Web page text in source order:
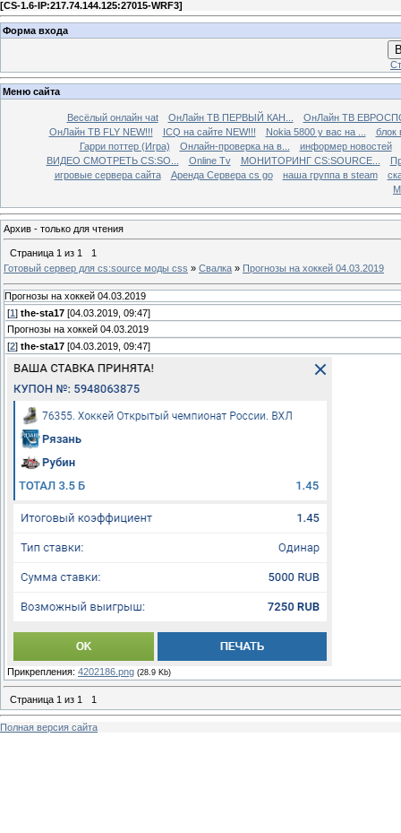
[CS-1.6-IP:217.74.144.125:27015-WRF3]
Форма входа
Меню сайта
Весёлый онлайн чаt ОнЛайн ТВ ПЕРВЫЙ КАН...
ОнЛайн ТВ
ОнЛайн ТВ FLY NEW!!!
ICQ на сайте NEW!!! Nokia 5800 у вас на ...
блок
Гарри поттер (Игра)
Онлайн-проверка на в...
информер новостей
ВИДЕО СМОТРЕТЬ CS:SO...
Online Tv МОНИТОРИНГ CS:SOURCE...
игровые сервера сайта
Аренда Сервера cs go наша группа в steam
Архив - только для чтения
Страница 1 из 1
1
Готовый сервер для cs:source моды css » Свалка » Прогнозы на хоккей 04.03.2019
Прогнозы на хоккей 04.03.2019
[1 ] the-sta17 [04.03.2019, 09:47]
Прогнозы на хоккей 04.03.2019
[2] the-sta17 [04.03.2019, 09:47]
Прикрепления: 4202186.png (28.9 Kb)
Страница 1 из 1 1
Полная версия сайта